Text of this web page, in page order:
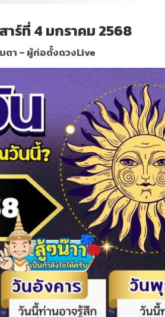
าร์ที่ 4 มกราคม 2568
ตา – ผู้ก่อตั้งดวงLive